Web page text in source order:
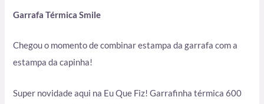
Garrafa Térmica Smile
Chegou o momento de combinar estampa da garrafa com a
estampa da capinha!
Super novidade aqui na Eu Que Fiz! Garrafinha térmica 600